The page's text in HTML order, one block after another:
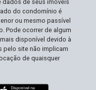
dados de seus imóveis
do condomínio é
ou mesmo passível
Pode ocorrer de algum
disponível devido à
pelo site não implicam
de quaisquer